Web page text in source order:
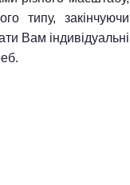
типу, закінчуючи
Вам індивідуальні